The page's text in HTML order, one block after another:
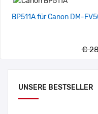
UNSERE BESTSELLER
BP511A für Canon DM-
€